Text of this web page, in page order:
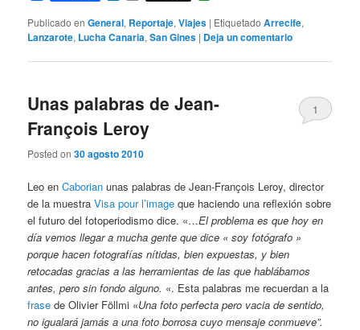
Publicado en General, Reportaje,Viajes | Etiquetado Arrecife,
Lanzarote, Lucha Canaria,San Gines | Deja un comentario
Unas palabras de Jean-
François Leroy
Posted on30 agosto 2010
1
Leo enCaborian unas palabras de Jean-François Leroy, director
de la muestraVisa pour l’image que haciendo una reflexión sobre
el futuro del fotoperiodismo dice. «…El problema es que hoy en
día vemos llegar a mucha gente que dice « soy fotógrafo »
porque hacen fotografías nítidas, bien expuestas, y bien
retocadas gracias a las herramientas de las que hablábamos
antes, pero sin fondo alguno. «. Esta palabras me recuerdan a la
frase de Olivier Föllmi «Una foto perfecta pero vacia de sentido,
no igualará jamás a una foto borrosa cuyo mensaje conmueve”.